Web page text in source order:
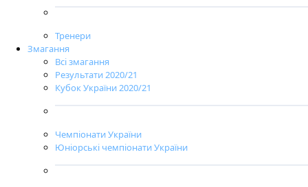
Тренери
Змагання
Всі змагання
Результати 2020/21
Кубок України 2020/21
Чемпіонати України
Юніорські чемпіонати України